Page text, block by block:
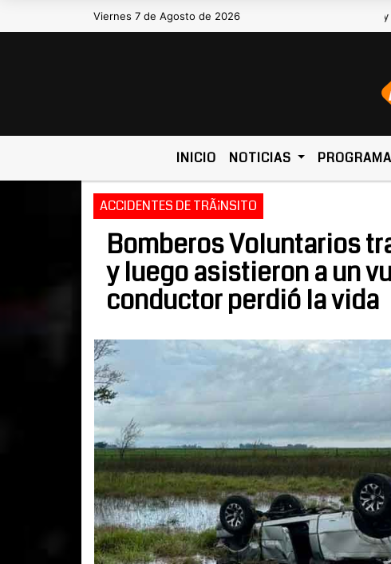
Viernes 7 de Agosto de 2026
Hoy es Viernes 7 de Agosto de 2026 y son las
INICIO NOTICIAS
ACCIDENTES DE TRÃ¡NSITO
Bomberos Voluntarios
y luego asistieron a un
conductor perdió la vida